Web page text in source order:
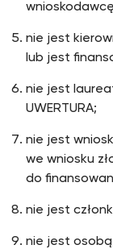
nie jest
lub jest
nie jest
UWERTURA;
nie jest
we wniosku
do
nie jest
nie jest